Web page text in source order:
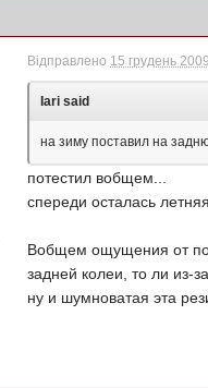
Відправлено 15 грудень
Iari said
на зиму поставил на
потестил вобщем...
спереди осталась
Вобщем ощущения от
задней колеи, то ли из-
ну и шумноватая эта